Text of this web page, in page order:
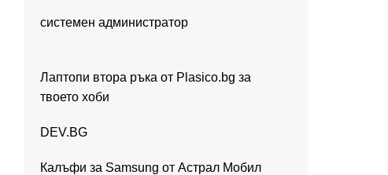
системен администратор
Лаптопи втора ръка от Plasico.bg за
твоето хоби
DEV.BG
Калъфи за Samsung от Астрал Мобил